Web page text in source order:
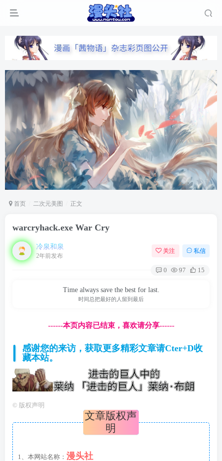
首页 二次元美图 正文
warcryhack.exe War Cry
冷泉和泉
2年前发布
关注 私信
0 97 15
Time always save the best for last.
时间总把最好的人留到最后
------本页内容已结束，喜欢请分享------
感谢您的来访，获取更多精彩文章请Cter+D收
藏本站。
© 版权声明
文章版权声
明
1、本网站名称： 漫头社